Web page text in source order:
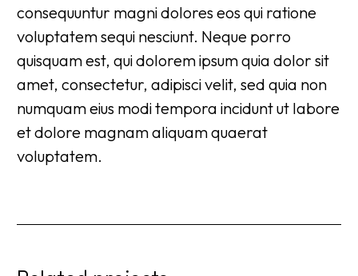
consequuntur magni dolores eos qui ratione
voluptatem sequi nesciunt. Neque porro
quisquam est, qui dolorem ipsum quia dolor sit
amet, consectetur, adipisci velit, sed quia non
numquam eius modi tempora incidunt ut labore
et dolore magnam aliquam quaerat
voluptatem.